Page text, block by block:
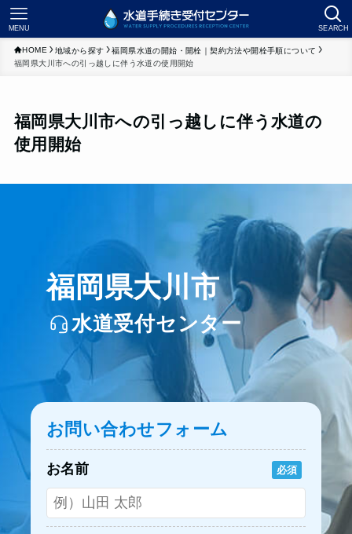
SEARCH
MENU
HOME 地域から探す
福岡県水道の開始・開栓｜契約方法や開栓手順について
福岡県大川市への引っ越しに伴う水道の使用開始
福岡県大川市への引っ越しに伴う水道の
使用開始
福岡県大川市
水道受付センター
お問い合わせフォーム
お名前 必須